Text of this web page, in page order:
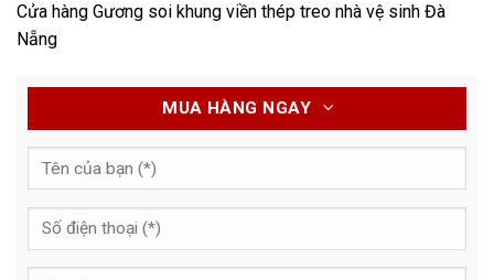
Cửa hàng Gương soi khung viền thép treo nhà vệ sinh Đà
Nẵng
MUA HÀNG NGAY